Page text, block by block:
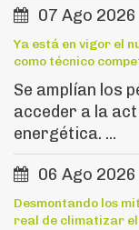
07 Ago 2026
Ya está en vigor el
como técnico
Se amplían los
acceder a la
energética. ...
06 Ago 2026
Desmontando los
real de climatizar